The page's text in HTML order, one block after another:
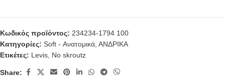
Κωδικός προϊόντος: 234234-1794 100
Κατηγορίες: Soft - Ανατομικά ΑΝΔΡΙΚΑ
Ετικέτες: Levis No skroutz
Share: